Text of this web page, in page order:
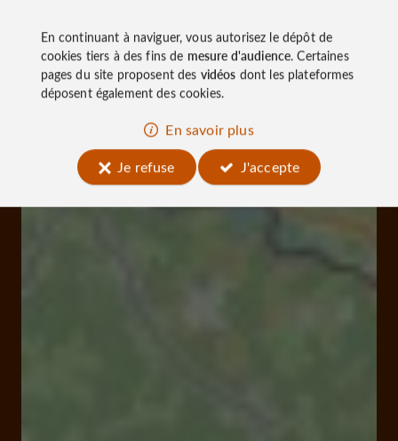
En continuant à naviguer, vous autorisez le dépôt de
cookies tiers à des fins de mesure d'audience. Certaines
pages du site proposent des vidéos dont les plateformes
déposent également des cookies.
En savoir plus
Je refuse
J'accepte